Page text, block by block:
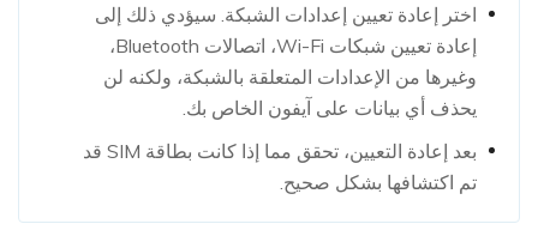
اختر إعادة تعيين إعدادات الشبكة. سيؤدي ذلك إلى
إعادة تعيين شبكات Wi-Fi، اتصالات Bluetooth،
وغيرها من الإعدادات المتعلقة بالشبكة، ولكنه لن
يحذف أي بيانات على آيفون الخاص بك.
بعد إعادة التعيين، تحقق مما إذا كانت بطاقة SIM قد
تم اكتشافها بشكل صحيح.